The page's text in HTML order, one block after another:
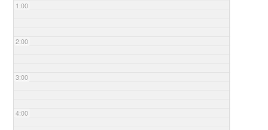
1:00
2:00
3:00
4:00